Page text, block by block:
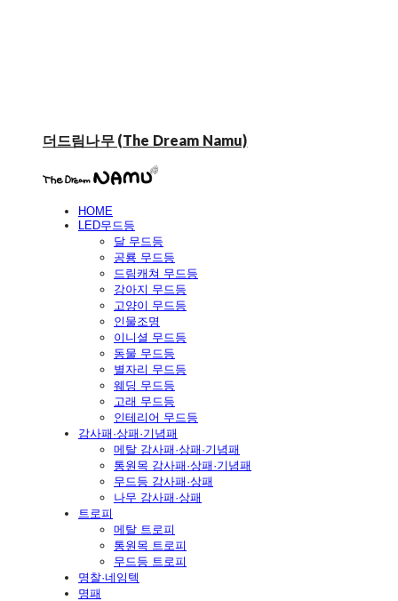
더드림나무 (The Dream Namu)
HOME
LED무드등
달 무드등
공룡 무드등
드림캐쳐 무드등
강아지 무드등
고양이 무드등
인물조명
이니셜 무드등
동물 무드등
별자리 무드등
웨딩 무드등
고래 무드등
인테리어 무드등
감사패·상패·기념패
메탈 감사패·상패·기념패
통원목 감사패·상패·기념패
무드등 감사패·상패
나무 감사패·상패
트로피
메탈 트로피
통원목 트로피
무드등 트로피
명찰·네임텍
명패